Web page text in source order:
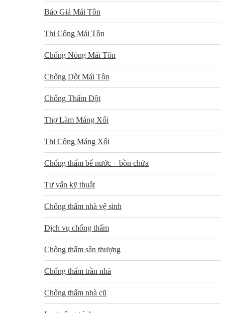
Báo Giá Mái Tôn
Thi Công Mái Tôn
Chống Nóng Mái Tôn
Chống Dột Mái Tôn
Chống Thấm Dột
Thợ Làm Máng Xối
Thi Công Máng Xối
Chống thấm bể nước – bồn chứa
Tư vấn kỹ thuật
Chống thấm nhà vệ sinh
Dịch vụ chống thấm
Chống thấm sân thượng
Chống thấm trần nhà
Chống thấm nhà cũ